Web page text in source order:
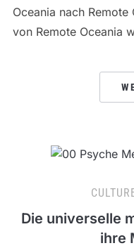
Oceania nach
von Remote Oceania
Die universelle
ihre